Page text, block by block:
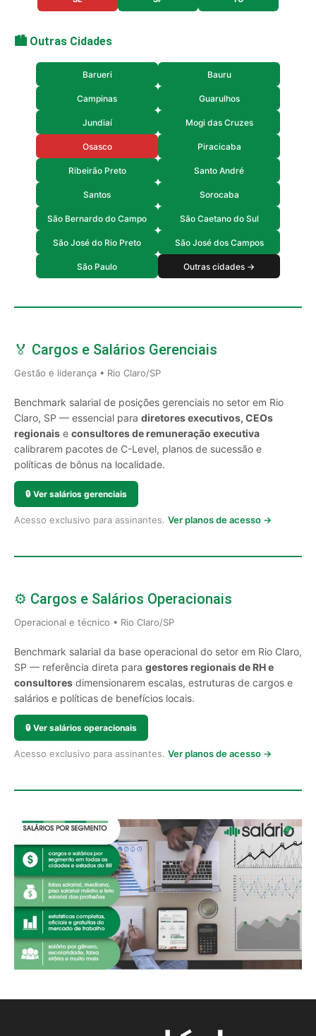
🏙️ Outras Cidades
Barueri Bauru
Campinas Guarulhos
Jundiaí Mogi das Cruzes
Osasco Piracicaba
Ribeirão Preto Santo André
Santos Sorocaba
São Bernardo do Campo São Caetano do Sul
São José do Rio Preto São José dos Campos
São Paulo Outras cidades →
🏅 Cargos e Salários Gerenciais
Gestão e liderança • Rio Claro/SP
Benchmark salarial de posições gerenciais no setor em Rio
Claro, SP — essencial para diretores executivos, CEOs
regionais e consultores de remuneração executiva
calibrarem pacotes de C-Level, planos de sucessão e
políticas de bônus na localidade.
🔒 Ver salários gerenciais
Acesso exclusivo para assinantes. Ver planos de acesso →
⚙️ Cargos e Salários Operacionais
Operacional e técnico • Rio Claro/SP
Benchmark salarial da base operacional do setor em Rio Claro,
SP — referência direta para gestores regionais de RH e
consultores dimensionarem escalas, estruturas de cargos e
salários e políticas de benefícios locais.
🔒 Ver salários operacionais
Acesso exclusivo para assinantes. Ver planos de acesso →